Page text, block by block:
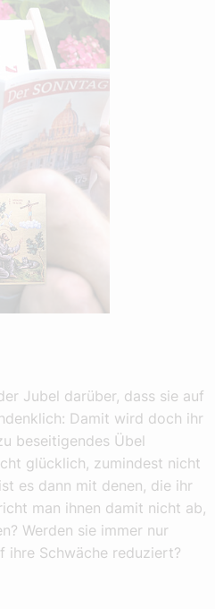
Jubel darüber, dass sie auf
Damit wird doch ihr
beseitigendes Übel
glücklich, zumindest nicht
es dann mit denen, die ihr
man ihnen damit nicht ab,
Werden sie immer nur
ihre Schwäche reduziert?